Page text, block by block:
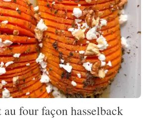
four façon hasselback